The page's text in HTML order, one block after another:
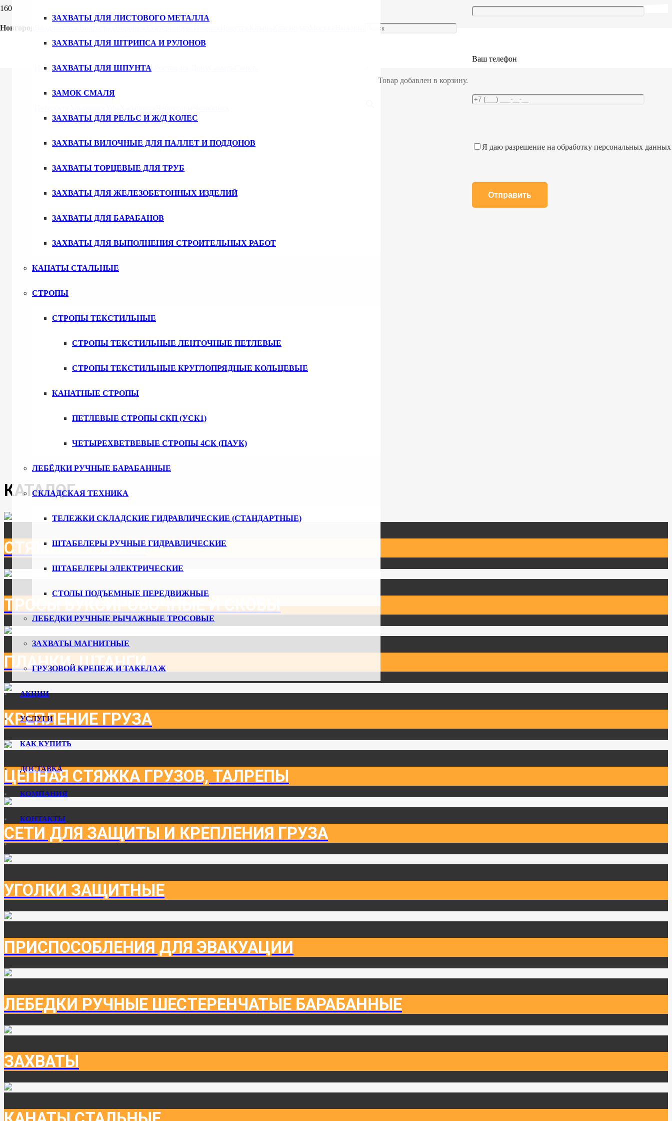
Новгород
НовгородНовосибирскОмскПермь
Ваш телефон
Я даю разрешение на обработку персональных данных
ЗАХВАТЫ ДЛЯ ЛИСТОВОГО МЕТАЛЛА
ЗАХВАТЫ ДЛЯ ШТРИПСА И РУЛОНОВ
ЗАХВАТЫ ДЛЯ ШПУНТА
ЗАМОК СМАЛЯ
ЗАХВАТЫ ДЛЯ РЕЛЬС И Ж/Д КОЛЕС
ЗАХВАТЫ ВИЛОЧНЫЕ ДЛЯ ПАЛЛЕТ И ПОДДОНОВ
ЗАХВАТЫ ТОРЦЕВЫЕ ДЛЯ ТРУБ
ЗАХВАТЫ ДЛЯ ЖЕЛЕЗОБЕТОННЫХ ИЗДЕЛИЙ
ЗАХВАТЫ ДЛЯ БАРАБАНОВ
ЗАХВАТЫ ДЛЯ ВЫПОЛНЕНИЯ СТРОИТЕЛЬНЫХ РАБОТ
КАНАТЫ СТАЛЬНЫЕ
СТРОПЫ
СТРОПЫ ТЕКСТИЛЬНЫЕ
СТРОПЫ ТЕКСТИЛЬНЫЕ ЛЕНТОЧНЫЕ ПЕТЛЕВЫЕ
СТРОПЫ ТЕКСТИЛЬНЫЕ КРУГЛОПРЯДНЫЕ КОЛЬЦЕВЫЕ
КАНАТНЫЕ СТРОПЫ
ПЕТЛЕВЫЕ СТРОПЫ СКП (УСК1)
ЧЕТЫРЕХВЕТВЕВЫЕ СТРОПЫ 4СК (ПАУК)
ЛЕБЁДКИ РУЧНЫЕ БАРАБАННЫЕ
СКЛАДСКАЯ ТЕХНИКА
ТЕЛЕЖКИ СКЛАДСКИЕ ГИДРАВЛИЧЕСКИЕ (СТАНДАРТНЫЕ)
ШТАБЕЛЕРЫ РУЧНЫЕ ГИДРАВЛИЧЕСКИЕ
ШТАБЕЛЕРЫ ЭЛЕКТРИЧЕСКИЕ
СТОЛЫ ПОДЪЕМНЫЕ ПЕРЕДВИЖНЫЕ
ЛЕБЕДКИ РУЧНЫЕ РЫЧАЖНЫЕ ТРОСОВЫЕ
ЗАХВАТЫ МАГНИТНЫЕ
ГРУЗОВОЙ КРЕПЕЖ И ТАКЕЛАЖ
АКЦИИ
УСЛУГИ
КАК КУПИТЬ
ДОСТАВКА
КОМПАНИЯ
КОНТАКТЫ
Товар добавлен в корзину.
КАТАЛОГ
СТЯЖНЫЕ РЕМНИ
ТРОСЫ БУКСИРОВОЧНЫЕ И СКОБЫ
ПЛАНКИ, ШТАНГИ
КРЕПЛЕНИЕ ГРУЗА
ЦЕПНАЯ СТЯЖКА ГРУЗОВ, ТАЛРЕПЫ
СЕТИ ДЛЯ ЗАЩИТЫ И КРЕПЛЕНИЯ ГРУЗА
УГОЛКИ ЗАЩИТНЫЕ
ПРИСПОСОБЛЕНИЯ ДЛЯ ЭВАКУАЦИИ
ЛЕБЕДКИ РУЧНЫЕ ШЕСТЕРЕНЧАТЫЕ БАРАБАННЫЕ
ЗАХВАТЫ